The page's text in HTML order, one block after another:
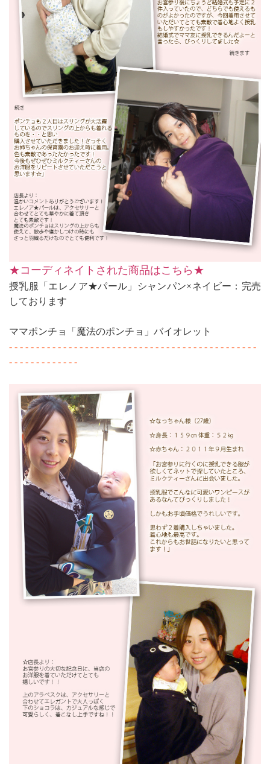
★コーディネイトされた商品はこちら★
授乳服「エレノア★パール」シャンパン×ネイビー：完売
しております
ママポンチョ「魔法のポンチョ」バイオレット
- - - - - - - - - - - - - - - - - - - - - - - - - - - - - - - - - - - - - - - - - - - - - -
- - - - - - - - - - - - -